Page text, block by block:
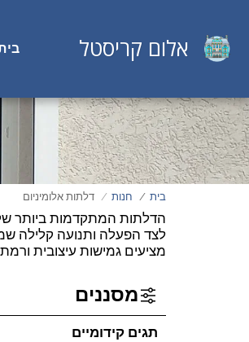
אלום קריסטל
בית חנות דלתות אלומיניום
הדלתות המתקדמות ביותר של
לצד הפעלה ותנועה קלילה
מציעים גמישות עיצובית
מסננים
תגים קידומיים